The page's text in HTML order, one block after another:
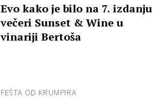
Evo kako je bilo na 7. izdanju
večeri Sunset & Wine u
vinariji Bertoša
FEŠTA OD KRUMPIRA